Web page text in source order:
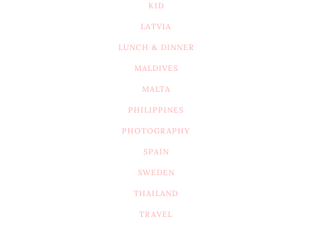
KID
LATVIA
LUNCH & DINNER
MALDIVES
MALTA
PHILIPPINES
PHOTOGRAPHY
SPAIN
SWEDEN
THAILAND
TRAVEL